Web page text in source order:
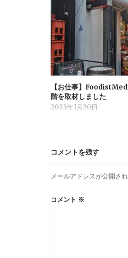
【お仕事】
階を取材しました
2023年1月20日
コメントを残す
メールアドレスが公開さ
コメント ※